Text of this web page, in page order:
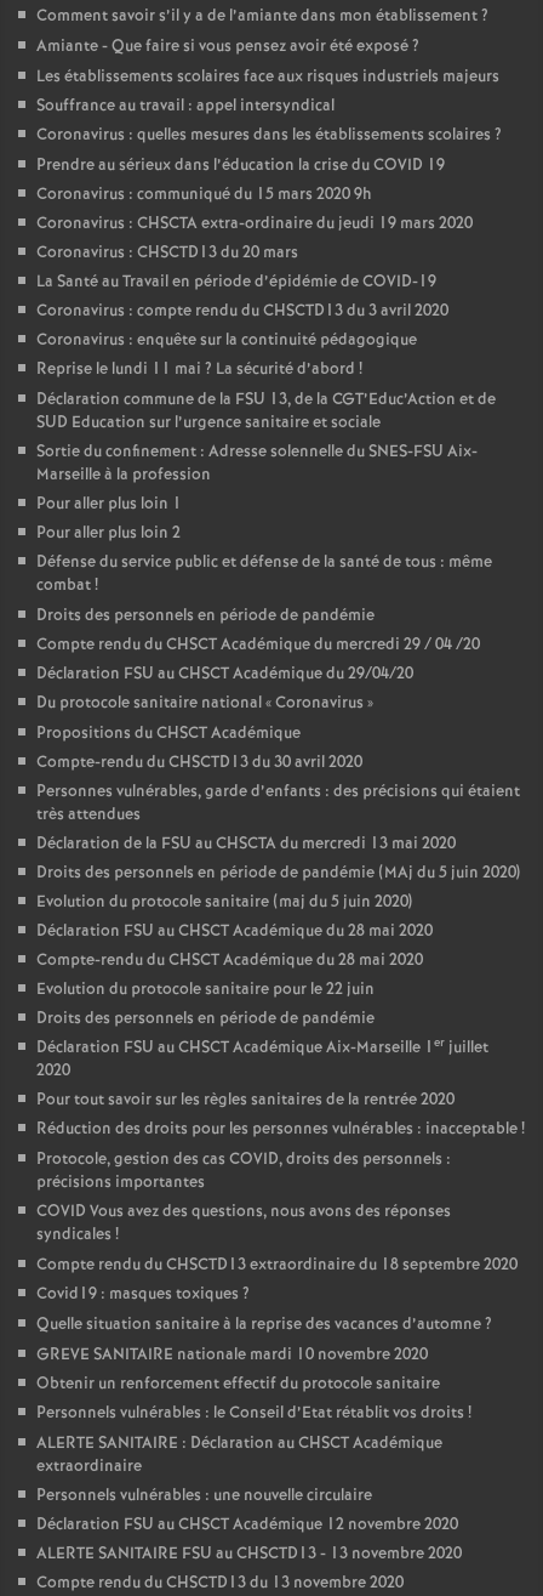
Comment savoir s’il y a de l’amiante dans mon établissement?
Amiante - Que faire si vous pensez avoir été exposé?
Les établissements scolaires face aux risques industriels majeurs
Souffrance au travail : appel intersyndical
Coronavirus : quelles mesures dans les établissements scolaires ?
Prendre au sérieux dans l’éducation la crise du COVID 19
Coronavirus : communiqué du 15 mars 2020 9h
Coronavirus : CHSCTA extra-ordinaire du jeudi 19 mars 2020
Coronavirus : CHSCTD13 du 20 mars
La Santé au Travail en période d’épidémie de COVID-19
Coronavirus : compte rendu du CHSCTD13 du 3 avril 2020
Coronavirus : enquête sur la continuité pédagogique
Reprise le lundi 11 mai ? La sécurité d’abord !
Déclaration commune de la FSU 13, de la CGT’Educ’Action et de
SUD Education sur l’urgence sanitaire et sociale
Sortie du confinement : Adresse solennelle du SNES-FSU Aix-
Marseille à la profession
Pour aller plus loin 1
Pour aller plus loin 2
Défense du service public et défense de la santé de tous : même
combat!
Droits des personnels en période de pandémie
Compte rendu du CHSCT Académique du mercredi 29 / 04 /20
Déclaration FSU au CHSCT Académique du 29/04/20
Du protocole sanitaire national «Coronavirus »
Propositions du CHSCT Académique
Compte-rendu du CHSCTD13 du 30 avril 2020
Personnes vulnérables, garde d’enfants : des précisions qui étaient
très attendues
Déclaration de la FSU au CHSCTA du mercredi 13 mai 2020
Droits des personnels en période de pandémie (MAj du 5 juin 2020)
Evolution du protocole sanitaire (maj du 5 juin 2020)
Déclaration FSU au CHSCT Académique du 28 mai 2020
Compte-rendu du CHSCT Académique du 28 mai 2020
Evolution du protocole sanitaire pour le 22 juin
Droits des personnels en période de pandémie
Déclaration FSU au CHSCT Académique Aix-Marseille 1 er juillet
2020
Pour tout savoir sur les règles sanitaires de la rentrée 2020
Réduction des droits pour les personnes vulnérables : inacceptable!
Protocole, gestion des cas COVID, droits des personnels :
précisions importantes
COVID Vous avez des questions, nous avons des réponses
syndicales !
Compte rendu du CHSCTD13 extraordinaire du 18 septembre 2020
Covid19 : masques toxiques ?
Quelle situation sanitaire à la reprise des vacances d’automne?
GREVE SANITAIRE nationale mardi 10 novembre 2020
Obtenir un renforcement effectif du protocole sanitaire
Personnels vulnérables : le Conseil d’Etat rétablit vos droits !
ALERTE SANITAIRE : Déclaration au CHSCT Académique
extraordinaire
Personnels vulnérables : une nouvelle circulaire
Déclaration FSU au CHSCT Académique 12 novembre 2020
ALERTE SANITAIRE FSU au CHSCTD13 - 13 novembre 2020
Compte rendu du CHSCTD13 du 13 novembre 2020